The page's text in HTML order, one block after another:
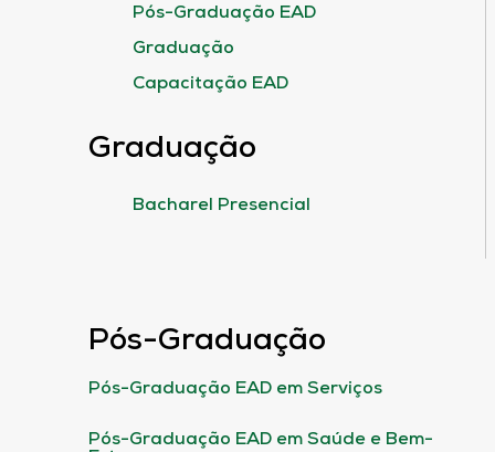
Pós-Graduação EAD
Graduação
Capacitação EAD
Graduação
Bacharel Presencial
Pós-Graduação
Pós-Graduação EAD em Serviços
Pós-Graduação EAD em Saúde e Bem-